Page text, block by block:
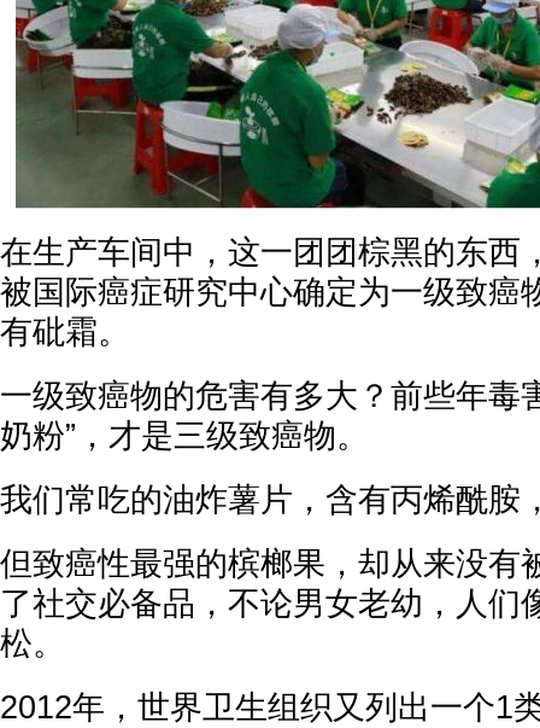
在生产车间中，这一团团棕黑的东西
被国际癌症研究中心确定为一级致癌
有砒霜。
一级致癌物的危害有多大？前些年毒
奶粉”，才是三级致癌物。
我们常吃的油炸薯片，含有丙烯酰胺
但致癌性最强的槟榔果，却从来没有
了社交必备品，不论男女老幼，人们
松。
2012年，世界卫生组织又列出一个1